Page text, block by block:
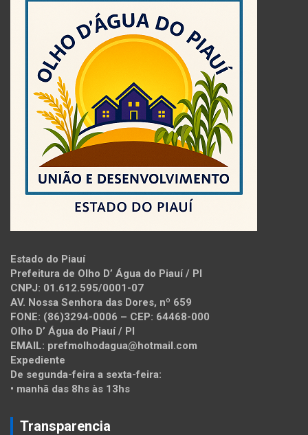
Estado do Piauí
Prefeitura de Olho D’ Água do Piauí / PI
CNPJ: 01.612.595/0001-07
AV. Nossa Senhora das Dores, nº 659
FONE: (86)3294-0006 – CEP: 64468-000
Olho D’ Água do Piauí / PI
EMAIL: prefmolhodagua@hotmail.com
Expediente
De segunda-feira a sexta-feira:
• manhã das 8hs às 13hs
Transparencia